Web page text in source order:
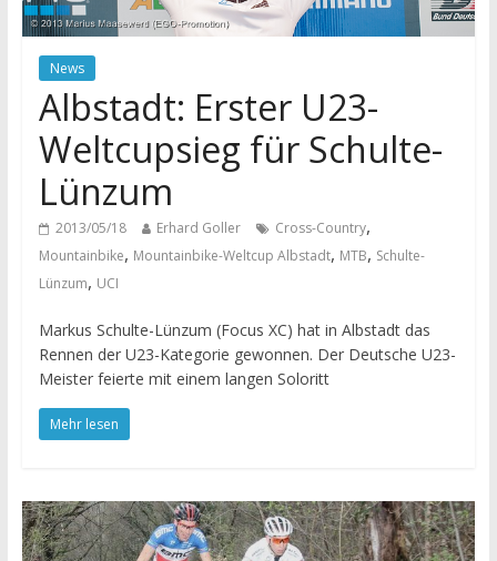
News
Albstadt: Erster U23-
Weltcupsieg für Schulte-
Lünzum
2013/05/18 Erhard Goller Cross-Country,
Mountainbike, Mountainbike-Weltcup Albstadt, MTB, Schulte-
Lünzum, UCI
Markus Schulte-Lünzum (Focus XC) hat in Albstadt das
Rennen der U23-Kategorie gewonnen. Der Deutsche U23-
Meister feierte mit einem langen Soloritt
Mehr lesen